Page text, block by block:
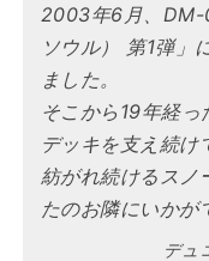
2003年6月、DM-
ソウル） 第1弾」
ました。
そこから19年経
デッキを支え続け
紡がれ続けるスノ
たのお隣にいかが
デュ